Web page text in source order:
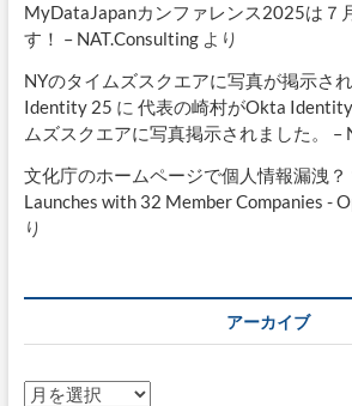
MyDataJapanカンファレンス2025は７
す！ – NAT.Consultingより
NYのタイムズスクエアに写真が掲示さ
Identity 25 に 代表の崎村がOkta
ムズスクエアに写真掲示されました。 –
文化庁のホームページで個人情報漏洩？
Launches with 32 Member Companies -
り
アーカイブ
ア